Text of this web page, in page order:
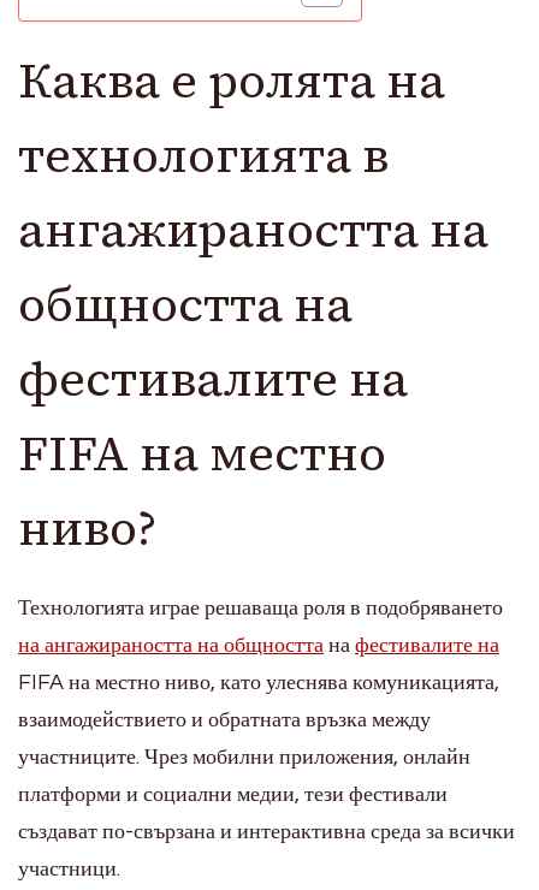
Каква е ролята на
технологията в
ангажираността на
общността на
фестивалите на
FIFA на местно
ниво?
Технологията играе решаваща роля в подобряването
на ангажираността на общността на фестивалите на
FIFA на местно ниво, като улеснява комуникацията,
взаимодействието и обратната връзка между
участниците. Чрез мобилни приложения, онлайн
платформи и социални медии, тези фестивали
създават по-свързана и интерактивна среда за всички
участници.